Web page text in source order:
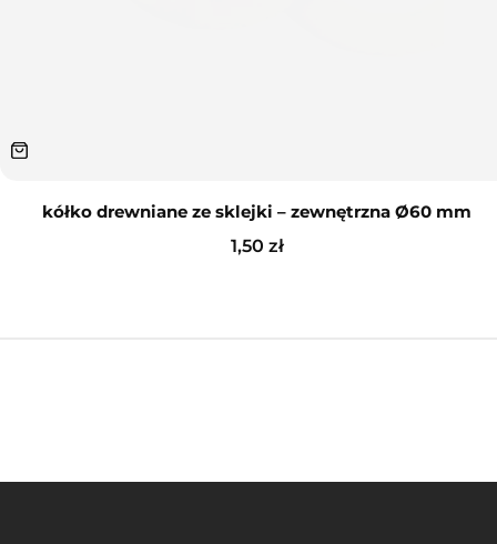
kółko drewniane ze sklejki – zewnętrzna Ø60 mm
1,50 zł